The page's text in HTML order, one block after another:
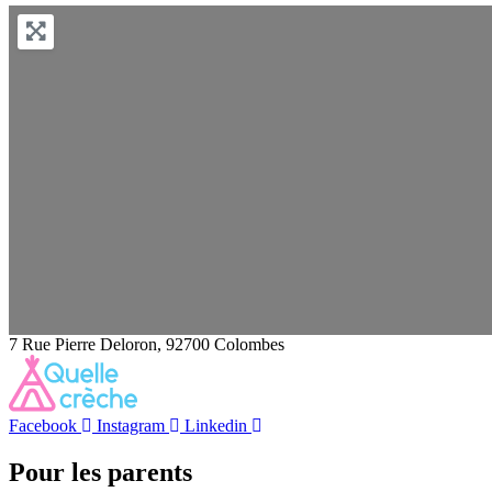
7 Rue Pierre Deloron, 92700 Colombes
Facebook Instagram Linkedin
Pour les parents